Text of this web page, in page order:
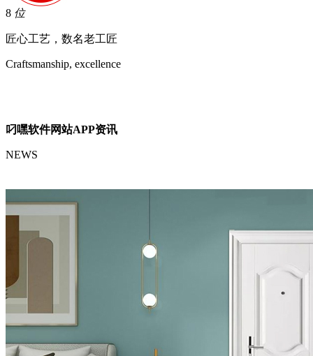
8 位
匠心工艺，数名老工匠
Craftsmanship, excellence
叼嘿软件网站APP资讯
NEWS